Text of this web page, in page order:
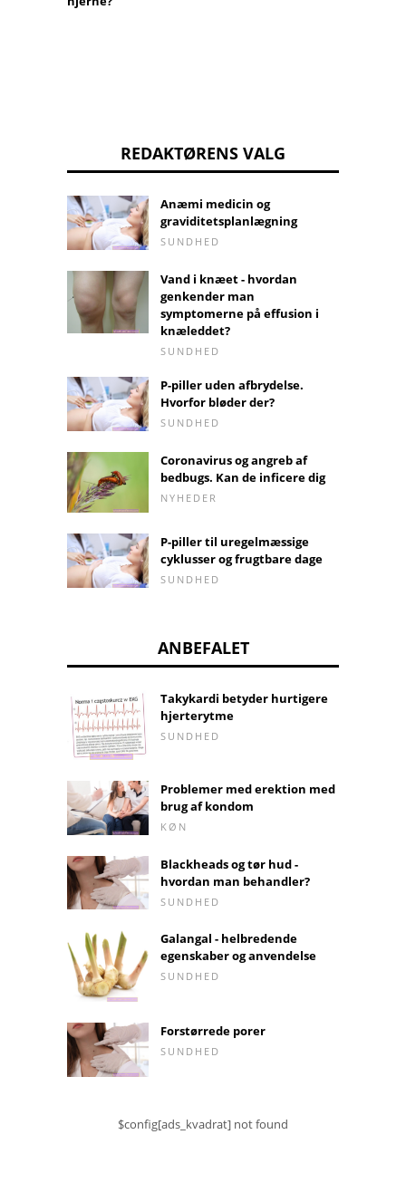
REDAKTØRENS VALG
Anæmi medicin og
graviditetsplanlægning
SUNDHED
Vand i knæet - hvordan
genkender man
symptomerne på effusion i
knæleddet?
SUNDHED
P-piller uden afbrydelse.
Hvorfor bløder der?
SUNDHED
Coronavirus og angreb af
bedbugs. Kan de inficere dig
NYHEDER
P-piller til uregelmæssige
cyklusser og frugtbare dage
SUNDHED
ANBEFALET
Takykardi betyder hurtigere
hjerterytme
SUNDHED
Problemer med erektion med
brug af kondom
KØN
Blackheads og tør hud -
hvordan man behandler?
SUNDHED
Galangal - helbredende
egenskaber og anvendelse
SUNDHED
Forstørrede porer
SUNDHED
$config[ads_kvadrat] not found